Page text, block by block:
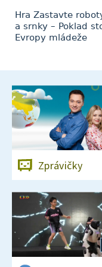
Hra Zastavte
a srnky – Poklad
Evropy mládeže
Zprávičky